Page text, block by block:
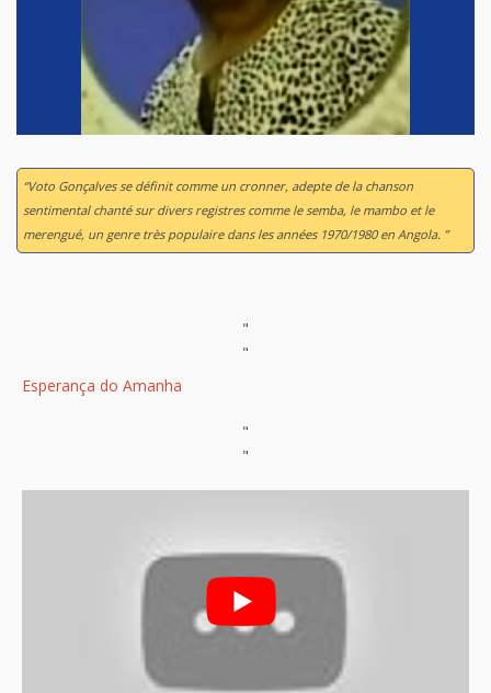
“Voto Gonçalves se définit comme un cronner, adepte de la chanson
sentimental chanté sur divers registres comme le semba, le mambo et le
merengué, un genre très populaire dans les années 1970/1980 en Angola. ”
"
"
Esperança do Amanha
"
"